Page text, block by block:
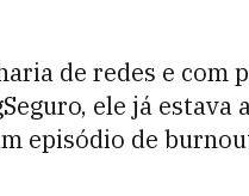
de redes e com
ele já estava
episódio de